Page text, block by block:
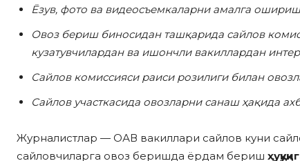
Ёзув, фото ва видеосъемкаларни амалга
Овоз бериш биносидан ташқарида сайлов
кузатувчилардан ва ишончли вакиллардан
Сайлов комиссияси раиси розилиги билан
Сайлов участкасида овозларни санаш ҳақида
Журналистлар — ОАВ вакиллари сайлов куни
сайловчиларга овоз беришда ёрдам бериш